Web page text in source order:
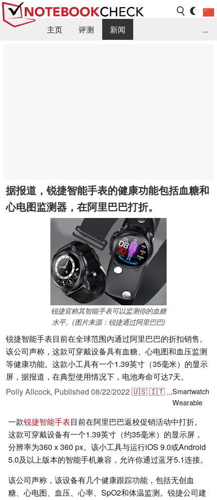
主页 评测
新闻
...
据报道，锐捷智能手表的健康功能包括血糖和
心电图监测器，在阿里巴巴打折。
锐捷宣称其智能手表可以监测你的血糖
水平。(图片来源：锐捷通过阿里巴巴)
锐捷智能手表目前在全球范围内通过阿里巴巴的折扣销售。
该公司声称，这款可穿戴设备具有血糖、心电图和血压监测
等健康功能。这款小工具有一个1.39英寸（35毫米）的显示
屏，据报道，在典型使用情况下，电池寿命可达7天。
Polly Allcock, Published 08/22/2022 🇺🇸🇮🇹 ...Smartwatch
Wearable
一款锐捷智能手表目前在阿里巴巴返校促销活动中打折。
这款可穿戴设备有一个1.39英寸（约35毫米）的显示屏，
分辨率为360 x 360 px。该小工具与运行iOS 9.0或Android
5.0及以上版本的智能手机兼容，允许你通过蓝牙5.1连接。
该公司声称，该设备有几个健康跟踪功能，包括无创血
糖、心电图、血压、心率、SpO2和体温监测。锐捷公司建